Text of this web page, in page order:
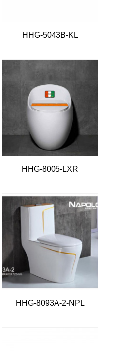
HHG-5043B-KL
HHG-8005-LXR
HHG-8093A-2-NPL